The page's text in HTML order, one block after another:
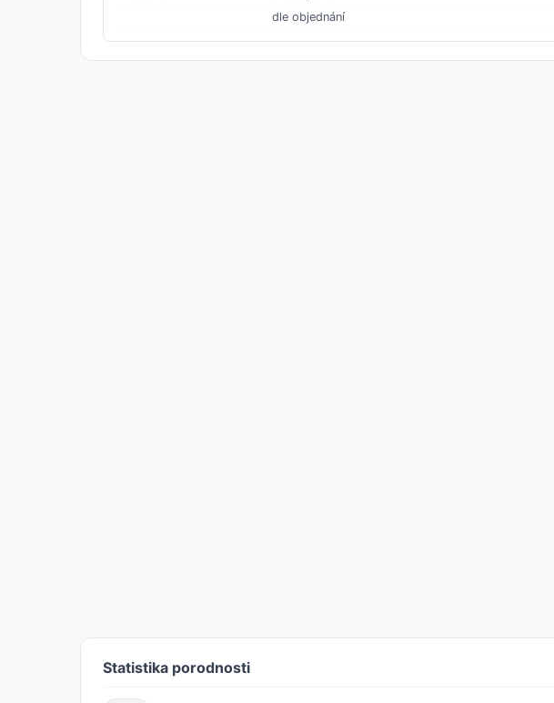
dle objednání
Statistika porodnosti